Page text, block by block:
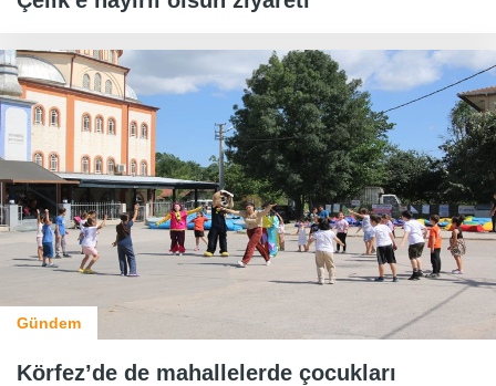
Gündem
Körfez’de de mahallelerde çocukları